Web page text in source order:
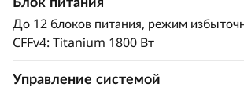
д
До 12 блоков питания, режим
CFFv4: Titanium 1800 Вт
Управление системой